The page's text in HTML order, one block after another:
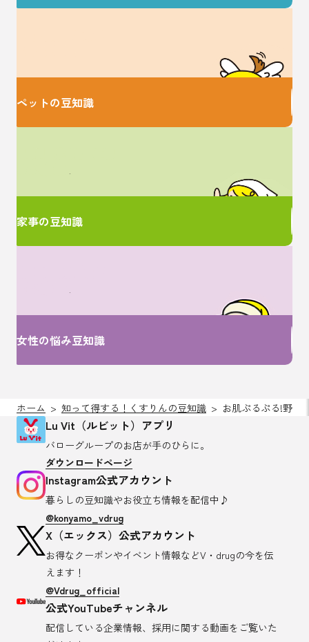
ペットの豆知識
家事の豆知識
女性の悩み豆知識
ホーム 知って得する！くすりんの豆知識 お肌ぷるぷる!野菜
Lu Vit（ルビット）アプリ
バローグループのお店が手のひらに。
ダウンロードページ
Instagram公式アカウント
暮らしの豆知識やお役立ち情報を配信中♪
@konyamo_vdrug
X（エックス）公式アカウント
お得なクーポンやイベント情報などV・drugの今を伝
えます！
@Vdrug_official
公式YouTubeチャンネル
配信している企業情報、採用に関する動画をご覧いた